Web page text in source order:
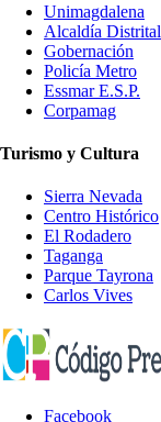
Unimagdalena
Alcaldía Distrital
Gobernación
Policía Metro
Essmar E.S.P.
Corpamag
Turismo y Cultura
Sierra Nevada
Centro Histórico
El Rodadero
Taganga
Parque Tayrona
Carlos Vives
Facebook